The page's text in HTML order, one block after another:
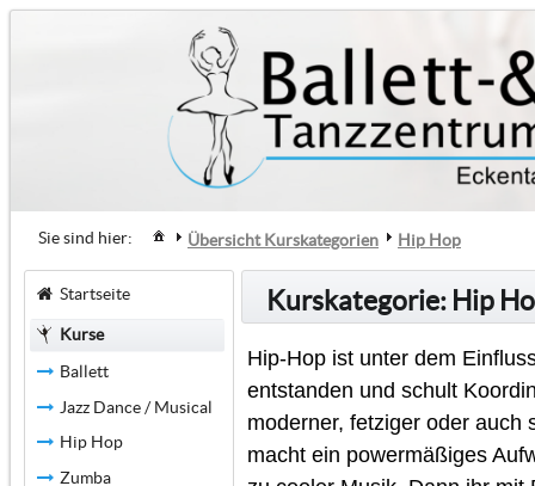
Sie sind hier: Übersicht Kurskategorien Hip Hop
Startseite
Kurse
Ballett
Jazz Dance / Musical
Hip Hop
Zumba
Kurskategorie: Hip
Hip-Hop ist unter dem
entstanden und schult
moderner, fetziger oder auch
macht ein power­mäßiges